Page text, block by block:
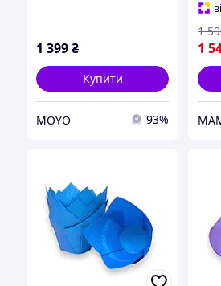
1 399₴
Купити
MOYO 93%
1
1